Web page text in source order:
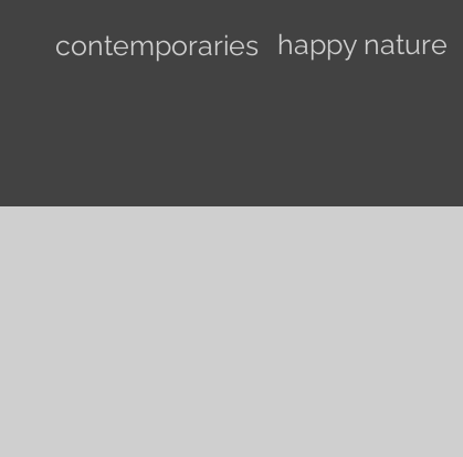
contemporaries happy nature